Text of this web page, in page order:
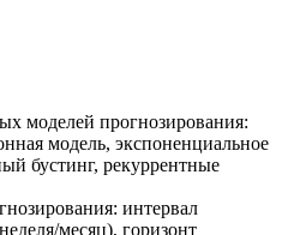
моделей прогнозирования:
модель, экспоненциальное
бустинг, рекуррентные
интервал
месяц), горизонт